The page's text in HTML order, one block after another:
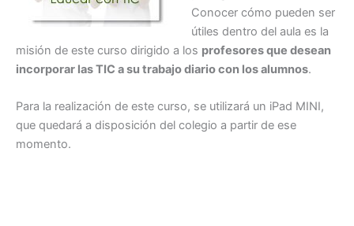
Conocer cómo pueden ser
útiles dentro del aula es la
misión de este curso dirigido a los profesores que desean
incorporar las TIC a su trabajo diario con los alumnos.
Para la realización de este curso, se utilizará un iPad MINI,
que quedará a disposición del colegio a partir de ese
momento.